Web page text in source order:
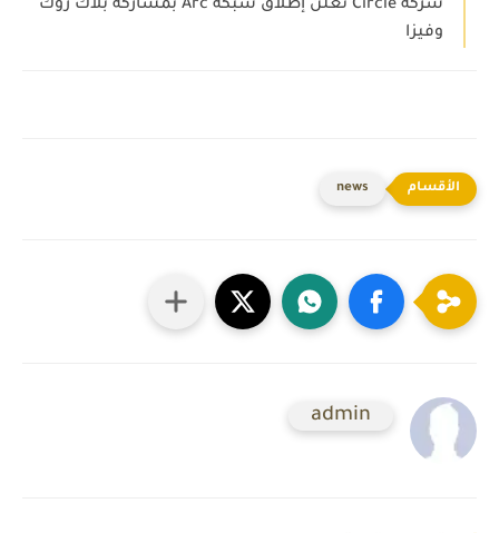
شركة Circle تعلن إطلاق شبكة Arc بمشاركة بلاك روك
وفيزا
news
admin